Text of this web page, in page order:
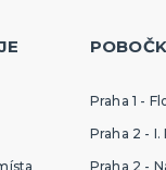
Praha 1 -
Praha 2 - I.
Praha 2 -